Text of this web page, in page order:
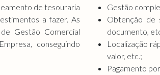
de tesouraria
a fazer. As
Gestão Comercial
conseguindo
Gestão
Obtenção de
documento,
Localização
valor, etc.;
Pagamento